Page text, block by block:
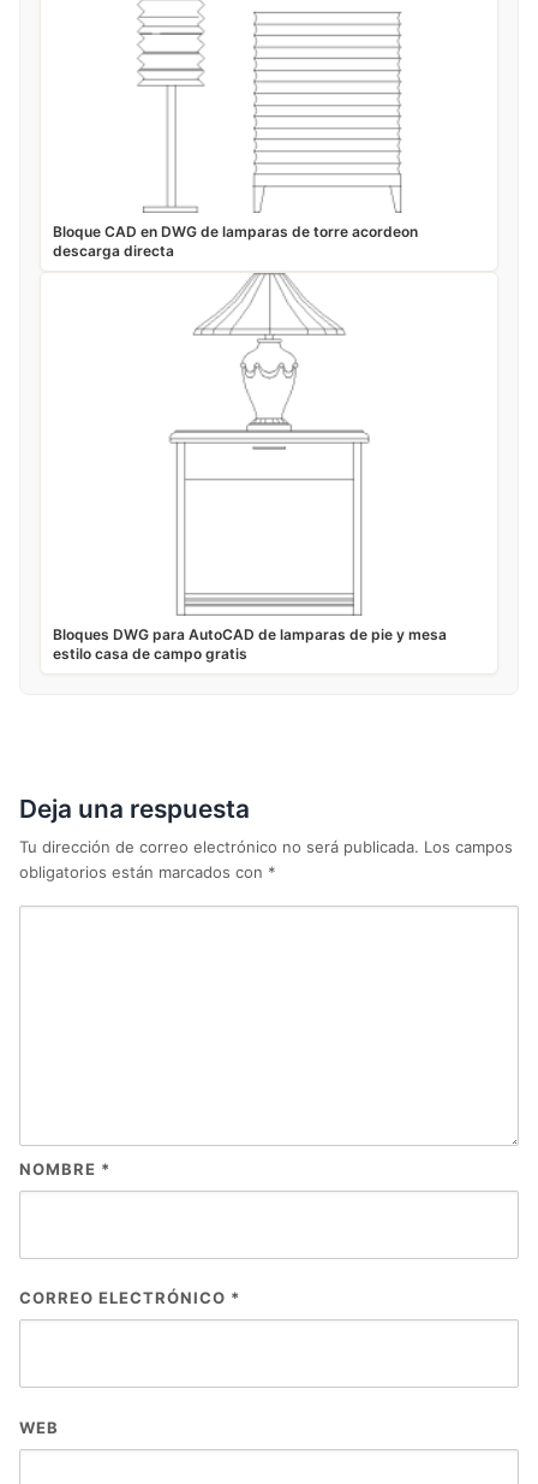
Bloque CAD en DWG de lamparas de torre acordeon
descarga directa
Bloques DWG para AutoCAD de lamparas de pie y mesa
estilo casa de campo gratis
Deja una respuesta
Tu dirección de correo electrónico no será publicada. Los campos
obligatorios están marcados con *
NOMBRE *
CORREO ELECTRÓNICO *
WEB